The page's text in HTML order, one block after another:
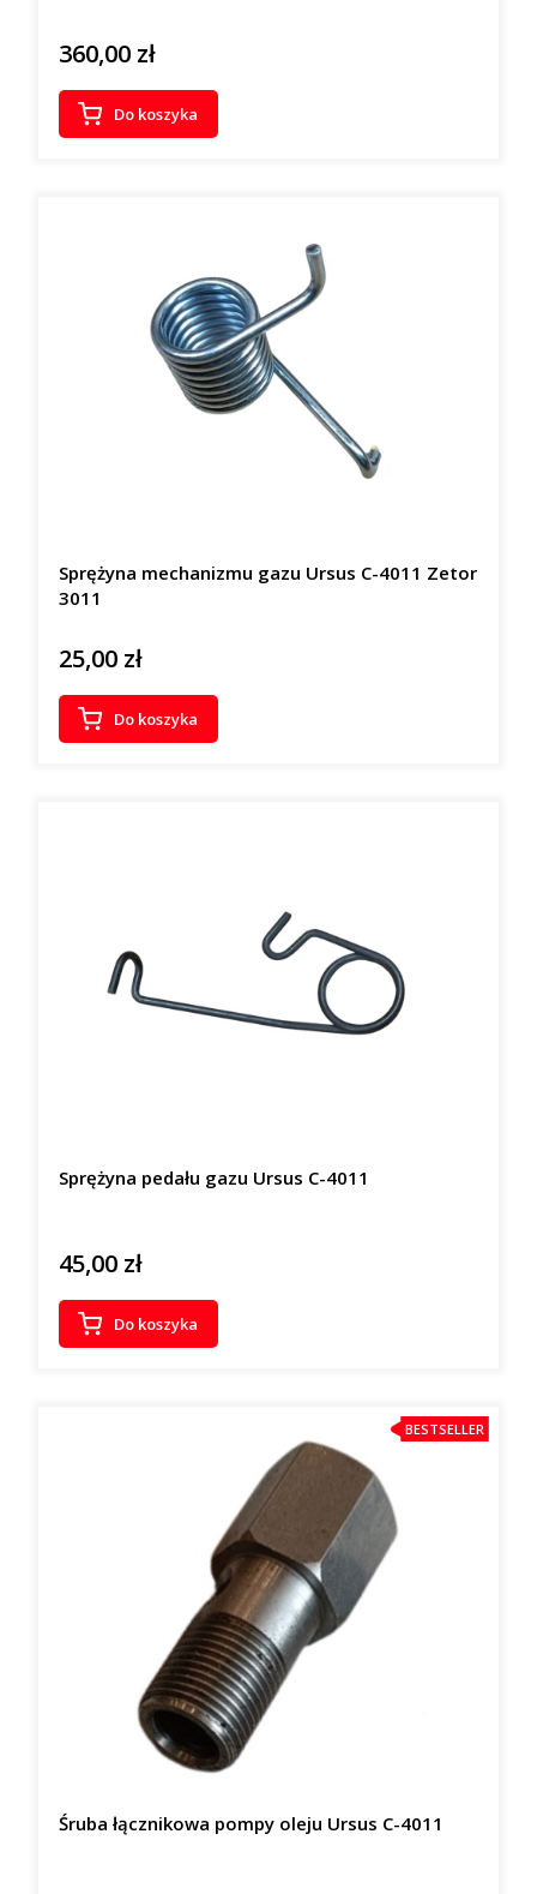
Cena
360,00 zł
Do koszyka
Sprężyna mechanizmu gazu Ursus C-4011 Zetor
3011
Cena
25,00 zł
Do koszyka
Sprężyna pedału gazu Ursus C-4011
Cena
45,00 zł
Do koszyka
BESTSELLER
Śruba łącznikowa pompy oleju Ursus C-4011